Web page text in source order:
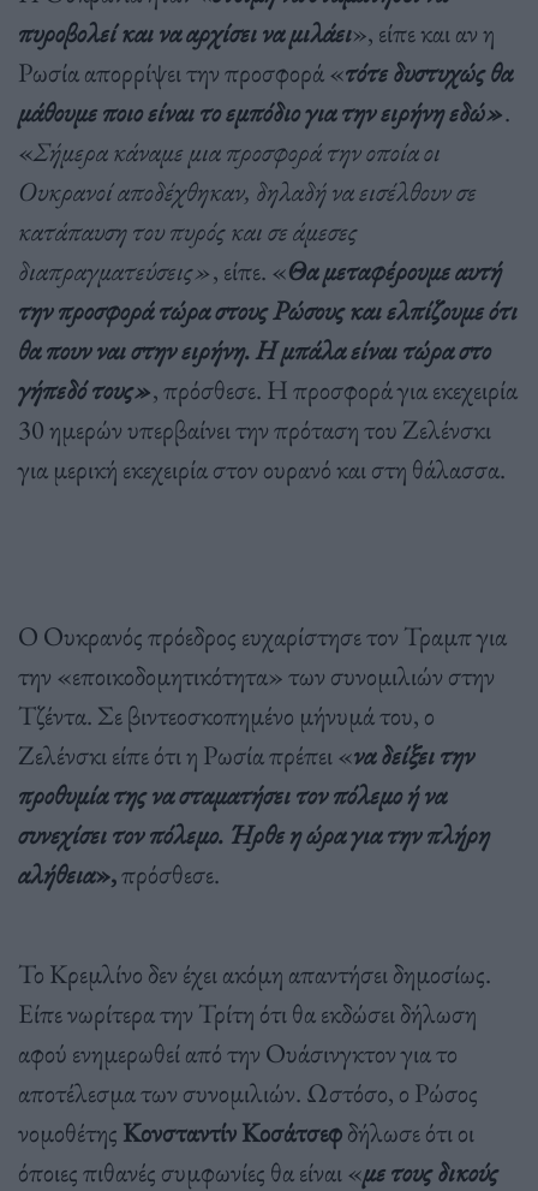
πυροβολεί και να αρχίσει να μιλάει», είπε και αν η
Ρωσία απορρίψει την προσφορά «τότε δυστυχώς θα
μάθουμε ποιο είναι το εμπόδιο για την ειρήνη εδώ».
«Σήμερα κάναμε μια προσφορά την οποία οι
Ουκρανοί αποδέχθηκαν, δηλαδή να εισέλθουν σε
κατάπαυση του πυρός και σε άμεσες
διαπραγματεύσεις», είπε. «Θα μεταφέρουμε αυτή
την προσφορά τώρα στους Ρώσους και ελπίζουμε ότι
θα πουν ναι στην ειρήνη. Η μπάλα είναι τώρα στο
γήπεδό τους», πρόσθεσε. Η προσφορά για εκεχειρία
30 ημερών υπερβαίνει την πρόταση του Ζελένσκι
για μερική εκεχειρία στον ουρανό και στη θάλασσα.
Ο Ουκρανός πρόεδρος ευχαρίστησε τον Τραμπ για
την «εποικοδομητικότητα» των συνομιλιών στην
Τζέντα. Σε βιντεοσκοπημένο μήνυμά του, ο
Ζελένσκι είπε ότι η Ρωσία πρέπει «να δείξει την
προθυμία της να σταματήσει τον πόλεμο ή να
συνεχίσει τον πόλεμο. Ήρθε η ώρα για την πλήρη
αλήθεια»,πρόσθεσε.
Το Κρεμλίνο δεν έχει ακόμη απαντήσει δημοσίως.
Είπε νωρίτερα την Τρίτη ότι θα εκδώσει δήλωση
αφού ενημερωθεί από την Ουάσινγκτον για το
αποτέλεσμα των συνομιλιών. Ωστόσο, ο Ρώσος
νομοθέτης Κονσταντίν Κοσάτσεφδήλωσε ότι οι
όποιες πιθανές συμφωνίες θα είναι «με τους δικούς